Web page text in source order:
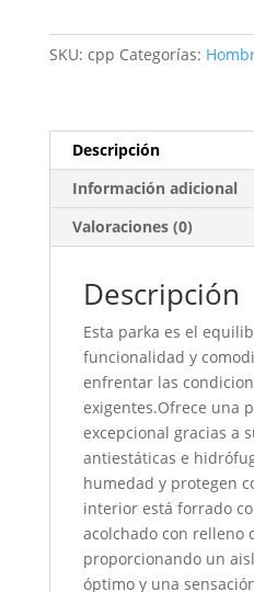
SKU: cpp Categorías:
Descripción
Información adicional
Valoraciones (0)
Descripción
Esta parka es el
funcionalidad y
enfrentar las
exigentes.Ofrece una
excepcional gracias a
antiestáticas e
humedad y protegen
interior está forrado
acolchado con relleno
proporcionando un
óptimo y una